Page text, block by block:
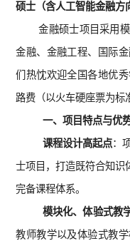
硕士 （含人工智能金融方
金融硕士项目采用
金融、金融工程、国际
们热忱欢迎全国各地优
路费（以火车硬座票为标
一、项目特点与优
课程设计高起点：
士项目，打造既符合知识
完备课程体系。
模块化、体验式教
教师教学以及体验式教